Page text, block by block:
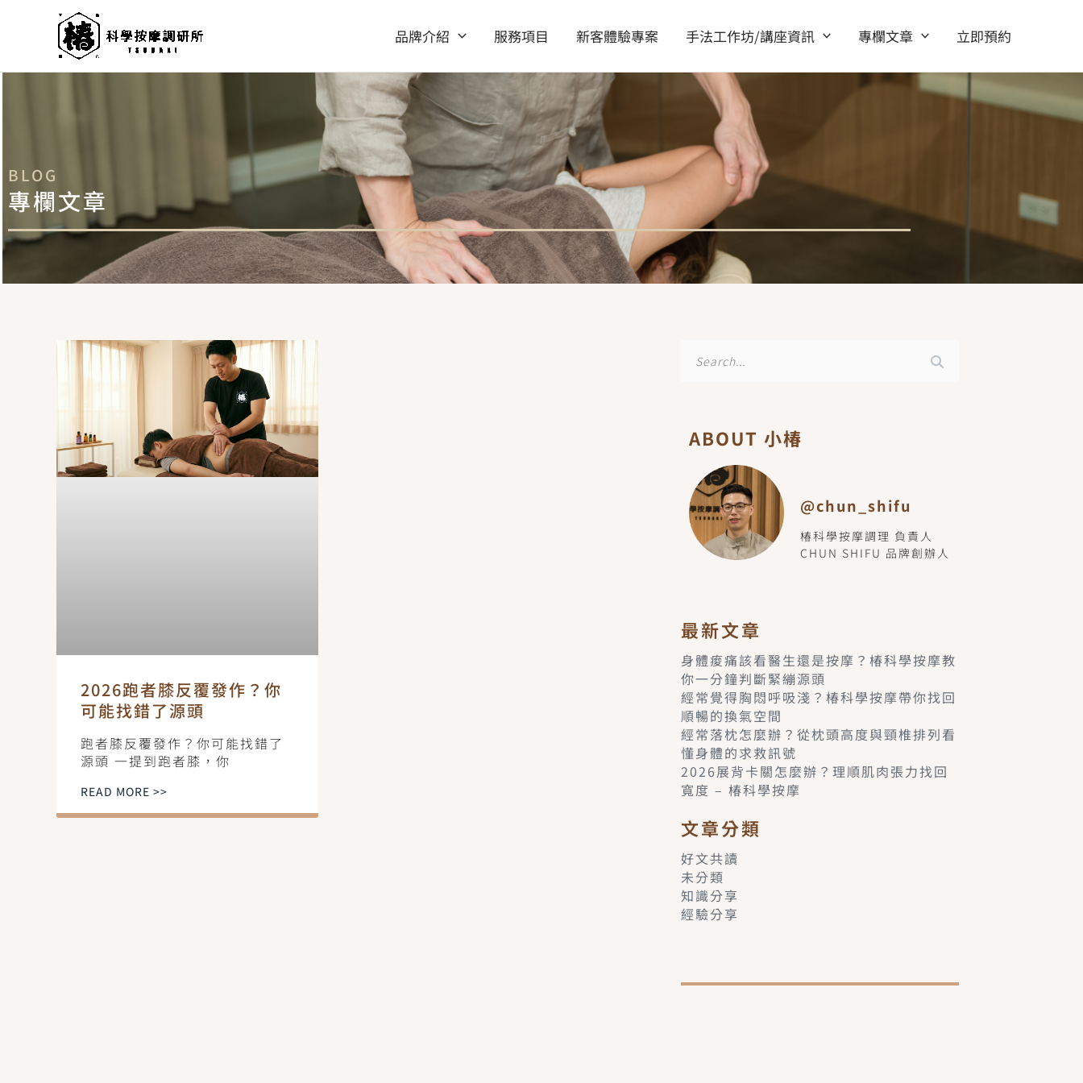
品牌介紹 服務項目 新客體驗專案 手法工作坊/講座資訊 專欄文章 立即預約
BLOG
專欄文章
2026跑者膝反覆發作？你
可能找錯了源頭
跑者膝反覆發作？你可能找錯了
源頭 一提到跑者膝，你
READ MORE >>
ABOUT 小椿
@chun_shifu
椿科學按摩調理 負責人
CHUN SHIFU 品牌創辦人
最新文章
身體痠痛該看醫生還是按摩？椿科學按摩教
你一分鐘判斷緊繃源頭
經常覺得胸悶呼吸淺？椿科學按摩帶你找回
順暢的換氣空間
經常落枕怎麼辦？從枕頭高度與頸椎排列看
懂身體的求救訊號
2026展背卡關怎麼辦？理順肌肉張力找回
寬度 – 椿科學按摩
文章分類
好文共讀
未分類
知識分享
經驗分享